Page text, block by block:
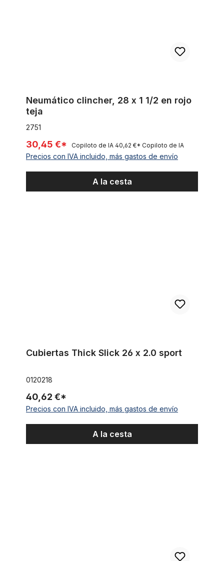
Neumático clincher, 28 x 1 1/2 en rojo
teja
2751
30,45 €* Copiloto de IA 40,62 €* Copiloto de IA
Precios con IVA incluido, más gastos de envío
A la cesta
Cubiertas Thick Slick 26 x 2.0 sport
0120218
40,62 €*
Precios con IVA incluido, más gastos de envío
A la cesta